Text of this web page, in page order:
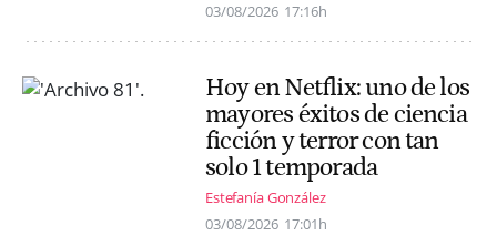
03/08/2026 17:16h
Hoy en Netflix: uno de los
mayores éxitos de ciencia
ficción y terror con tan
solo 1 temporada
Estefanía González
03/08/2026 17:01h